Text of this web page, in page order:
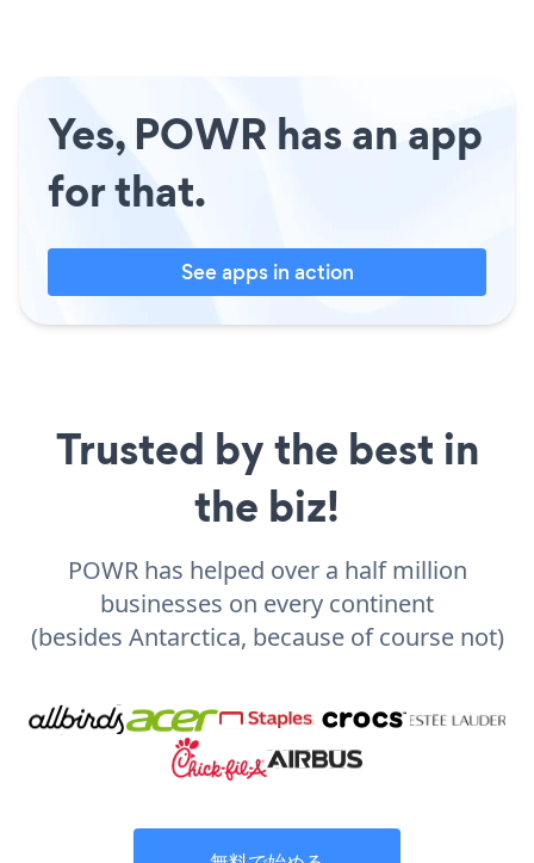
Yes, POWR has an app
for that.
See apps in action
Trusted by the best in
the biz!
POWR has helped over a half million
businesses on every continent
(besides Antarctica, because of course not)